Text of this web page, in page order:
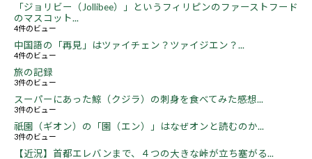
「ジョリビー（Jollibee）」というフィリピンのファーストフード
のマスコット...
4件のビュー
中国語の「再見」はツァイチェン？ツァイジエン？...
4件のビュー
旅の記録
3件のビュー
スーパーにあった鯨（クジラ）の刺身を食べてみた感想...
3件のビュー
祇園（ギオン）の「園（エン）」はなぜオンと読むのか...
3件のビュー
【近況】首都エレバンまで、４つの大きな峠が立ち塞がる...